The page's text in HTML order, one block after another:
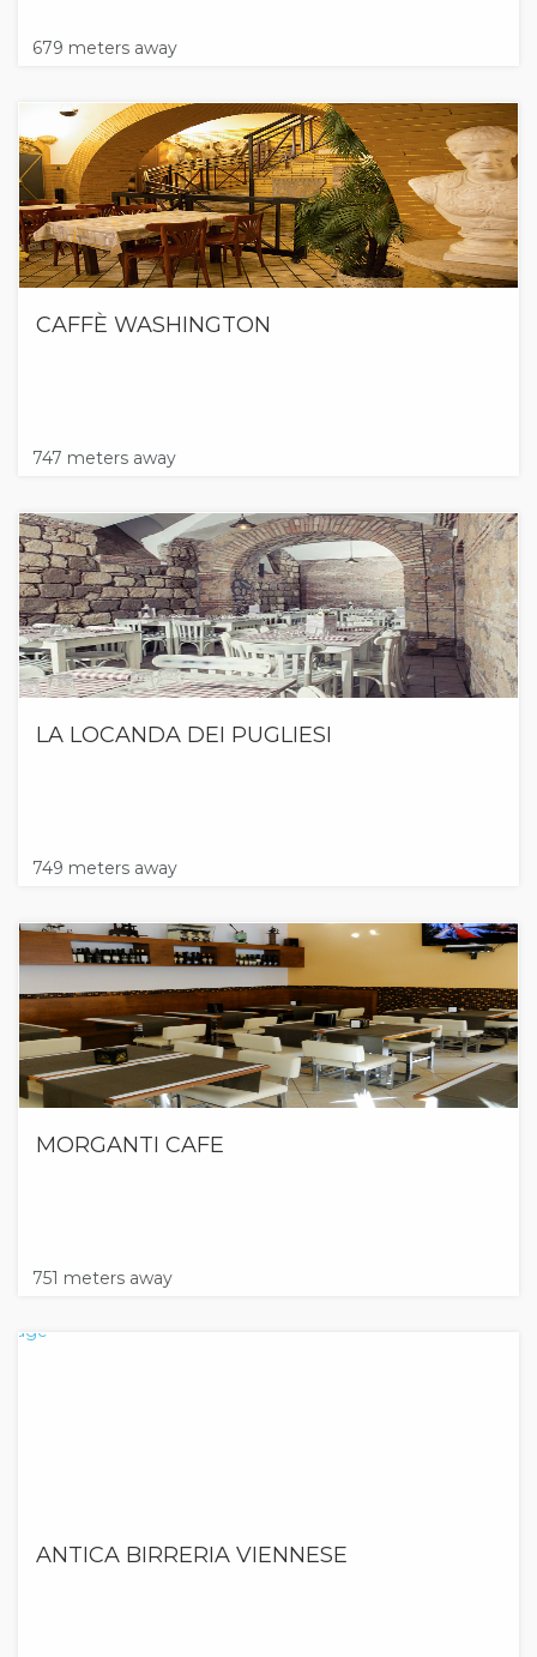
679 meters away
CAFFÈ WASHINGTON
747 meters away
LA LOCANDA DEI PUGLIESI
749 meters away
MORGANTI CAFE
751 meters away
ANTICA BIRRERIA VIENNESE